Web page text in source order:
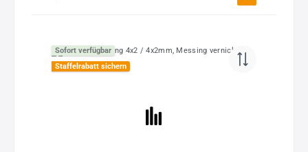
Sofort verfügbar
Staffelrabatt sichern